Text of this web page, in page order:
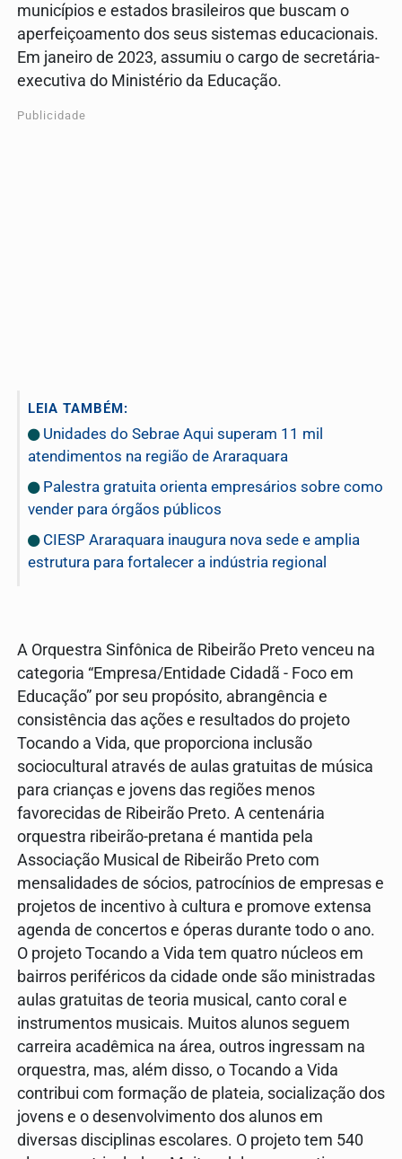
municípios e estados brasileiros que buscam o
aperfeiçoamento dos seus sistemas educacionais.
Em janeiro de 2023, assumiu o cargo de secretária-
executiva do Ministério da Educação.
Publicidade
LEIA TAMBÉM:
Unidades do Sebrae Aqui superam 11 mil
atendimentos na região de Araraquara
Palestra gratuita orienta empresários sobre como
vender para órgãos públicos
CIESP Araraquara inaugura nova sede e amplia
estrutura para fortalecer a indústria regional
A Orquestra Sinfônica de Ribeirão Preto venceu na
categoria “Empresa/Entidade Cidadã - Foco em
Educação” por seu propósito, abrangência e
consistência das ações e resultados do projeto
Tocando a Vida, que proporciona inclusão
sociocultural através de aulas gratuitas de música
para crianças e jovens das regiões menos
favorecidas de Ribeirão Preto. A centenária
orquestra ribeirão-pretana é mantida pela
Associação Musical de Ribeirão Preto com
mensalidades de sócios, patrocínios de empresas e
projetos de incentivo à cultura e promove extensa
agenda de concertos e óperas durante todo o ano.
O projeto Tocando a Vida tem quatro núcleos em
bairros periféricos da cidade onde são ministradas
aulas gratuitas de teoria musical, canto coral e
instrumentos musicais. Muitos alunos seguem
carreira acadêmica na área, outros ingressam na
orquestra, mas, além disso, o Tocando a Vida
contribui com formação de plateia, socialização dos
jovens e o desenvolvimento dos alunos em
diversas disciplinas escolares. O projeto tem 540